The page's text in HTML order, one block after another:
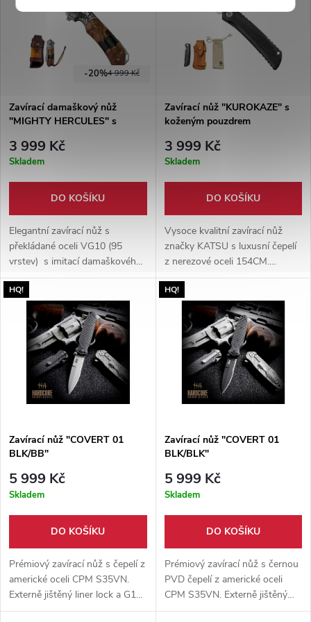
4 999 Kč
-20%
Zavírací damaškový nůž
"MIGHTY HERCULES" s
3 999 Kč
Skladem
DO KOŠÍKU
Elegantní zavírací nůž s
překládané oceli VG10 (95
vrstev) s imitací damaškového
vzoru. Rukojeť ze dřeva
burlwood v kombinaci s
pryskyřicí. Dodáváno s
pouzdrem z umělé kůže.
Zavírací nůž "KUROKAZE" s
koženým pouzdrem
3 999 Kč
Skladem
DO KOŠÍKU
Vysoce kvalitní zavírací nůž
značky KATSU s luxusní čepelí
z nerezové oceli 154CM.
Rukojeť s uhlíkových vláken.
Dodáváno s koženým
pouzdrem a plátěným sáčkem
HQ!
Zavírací nůž "COVERT 01
BLK/BB"
5 999 Kč
Skladem
DO KOŠÍKU
Prémiový zavírací nůž s čepelí z
americké oceli CPM S35VN.
Externě jištěný liner lock a G10
rukojeť zajišťují bezpečnou
HQ!
Zavírací nůž "COVERT 01
BLK/BLK"
5 999 Kč
Skladem
DO KOŠÍKU
Prémiový zavírací nůž s černou
PVD čepelí z americké oceli
CPM S35VN. Externě jištěný
liner lock zajišťuje bezpečnou